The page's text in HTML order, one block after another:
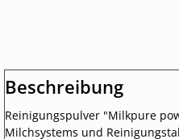
Beschreibung
Reinigungspulver "Milkpure
Milchsystems und